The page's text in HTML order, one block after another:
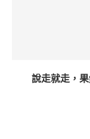
說走就走，